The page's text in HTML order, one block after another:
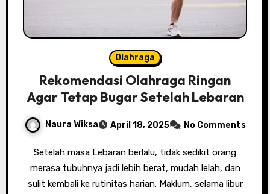
Olahraga
Rekomendasi Olahraga Ringan
Agar Tetap Bugar Setelah Lebaran
Naura Wiksa April 18, 2025 No Comments
Setelah masa Lebaran berlalu, tidak sedikit orang
merasa tubuhnya jadi lebih berat, mudah lelah, dan
sulit kembali ke rutinitas harian. Maklum, selama libur